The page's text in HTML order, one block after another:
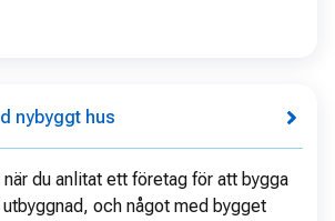
nybyggt hus
du anlitat ett företag för att bygga
och något med bygget